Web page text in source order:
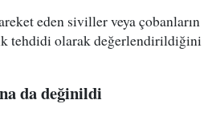
eden siviller veya çobanların
tehdidi olarak değerlendirildiğini
da değinildi